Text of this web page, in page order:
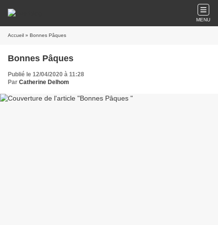
MENU
Accueil » Bonnes Pâques
Bonnes Pâques
Publié le 12/04/2020 à 11:28
Par Catherine Delhom